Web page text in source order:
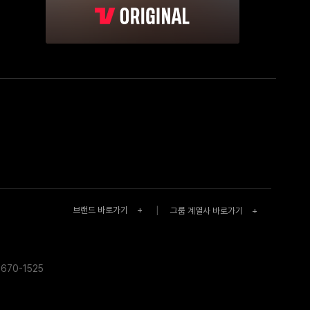
브랜드 바로가기 + 그룹 계열사 바로가기 +
1525